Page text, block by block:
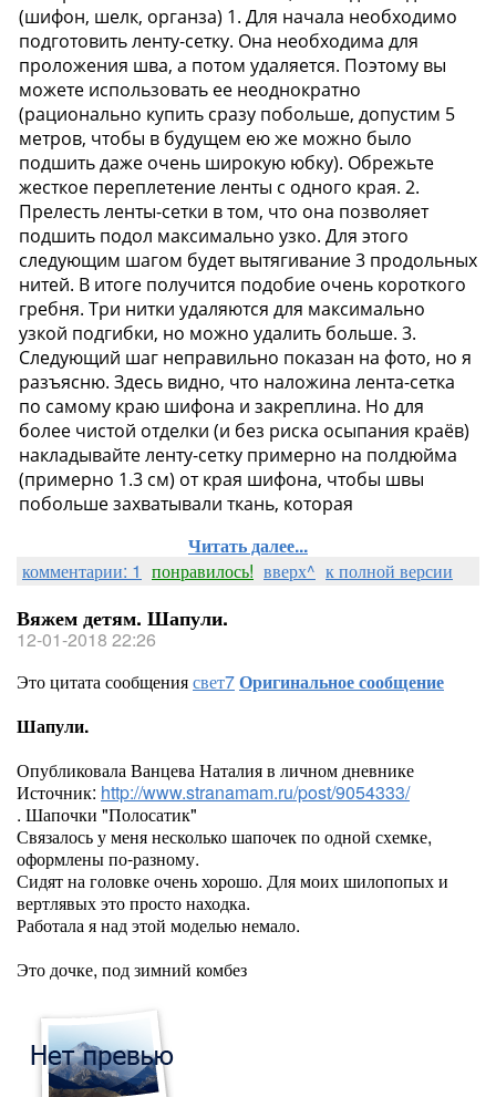
Читать далее...
комментарии: 1 понравилось! вверх^ к полной версии
Вяжем детям. Шапули.
12-01-2018 22:26
Это цитата сообщениясвет7Оригинальное сообщение
Шапули.
Опубликовала Ванцева Наталия в личном дневнике
Источник: http://www.stranamam.ru/post/9054333/
. Шапочки "Полосатик"
Связалось у меня несколько шапочек по одной схемке,
оформлены по-разному.
Сидят на головке очень хорошо. Для моих шилопопых и
вертлявых это просто находка.
Работала я над этой моделью немало.
Это дочке, под зимний комбез